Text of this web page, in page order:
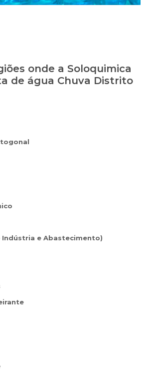
onde a Soloquimica
de água Chuva Distrito
Indústria e Abastecimento)